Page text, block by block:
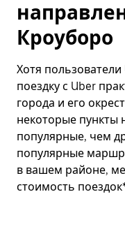
Кроуборо
Хотя пользователи
поездку с Uber
города и его
некоторые пункты
популярные, чем
популярные
в вашем районе,
стоимость